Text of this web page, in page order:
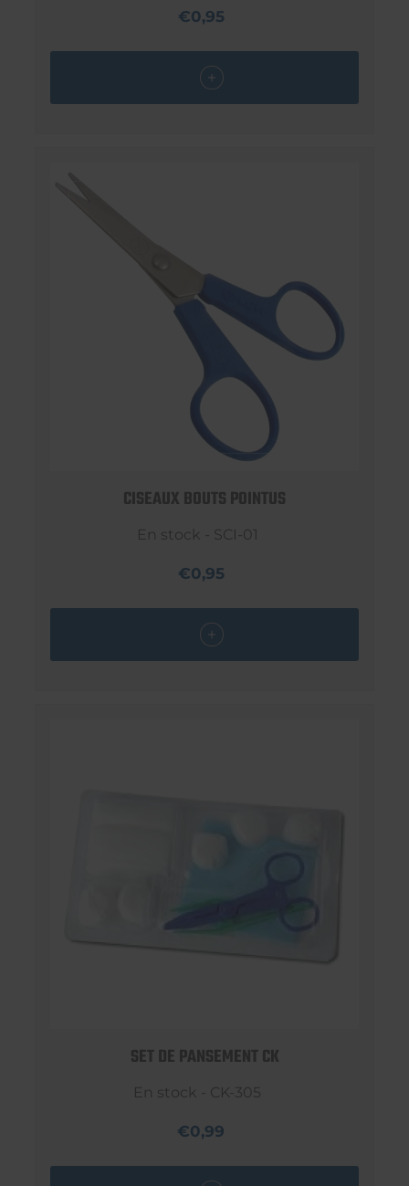
€0,95
CISEAUX BOUTS POINTUS
En stock - SCI-01
€0,95
SET DE PANSEMENT CK
En stock - CK-305
€0,99